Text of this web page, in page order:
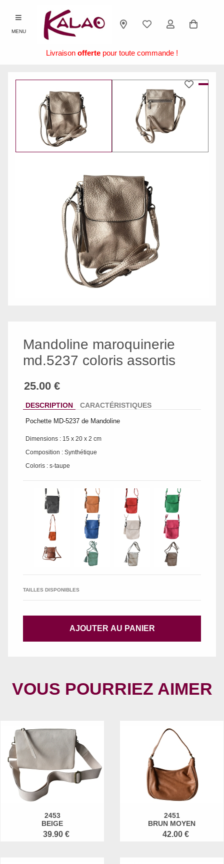
MENU
Livraison offerte pour toute commande !
Mandoline maroquinerie
md.5237 coloris assortis
DESCRIPTION CARACTÉRISTIQUES
Pochette MD-5237 de Mandoline
Dimensions : 15 x 20 x 2 cm
Composition : Synthétique
Coloris : s-taupe
TAILLES DISPONIBLES
AJOUTER AU PANIER
VOUS POURRIEZ AIMER
2453
BEIGE
39.90 €
2451
BRUN MOYEN
42.00 €